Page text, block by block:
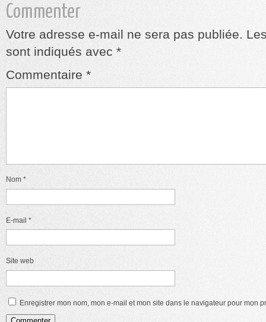
Commenter
Votre adresse e-mail ne sera pas publiée.
sont indiqués avec *
Commentaire *
Nom *
E-mail *
Site web
Enregistrer mon nom, mon e-mail et mon site dans le navigateur pour mon